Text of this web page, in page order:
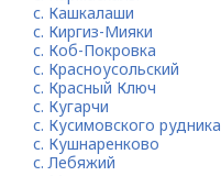
с. Кашкалаши
с. Киргиз-Мияки
с. Коб-Покровка
с. Красноусольский
с. Красный Ключ
с. Кугарчи
с. Кусимовского рудника
с. Кушнаренково
с. Лебяжий